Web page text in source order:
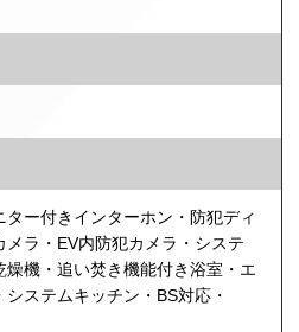
ー付きインターホン・防犯ディ
ラ・EV内防犯カメラ・システ
燥機・追い焚き機能付き浴室・エ
ステムキッチン・BS対応・